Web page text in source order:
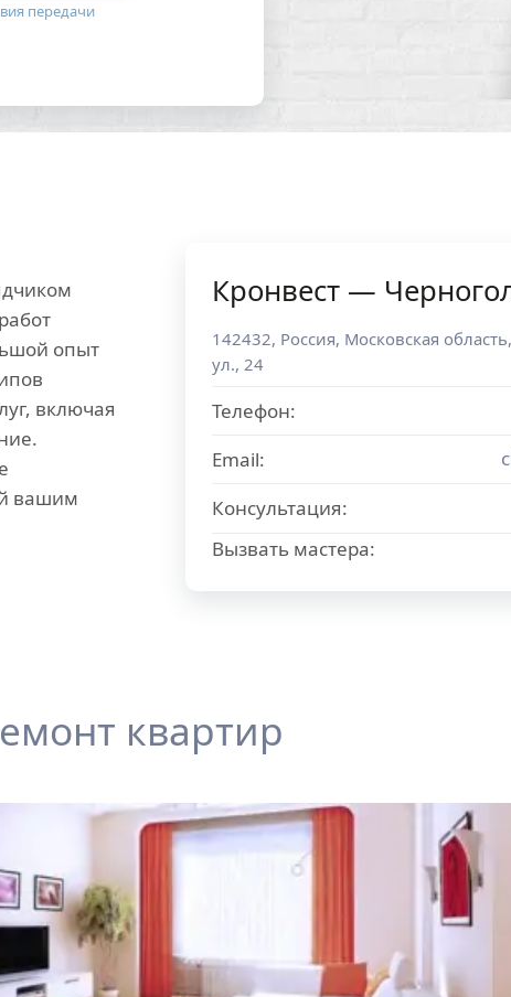
передачи
опыт
включая
вашим
Кронвест —
142432, Россия, Московская область
ул., 24
Телефон:
Email:
Консультация:
Вызвать мастера:
квартир